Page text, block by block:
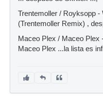
Trentemoller / Royksopp -
(Trentemoller Remix) ,
Maceo Plex / Maceo Plex
Maceo Plex ...la lista es